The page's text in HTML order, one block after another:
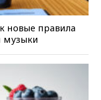
новые правила
музыки